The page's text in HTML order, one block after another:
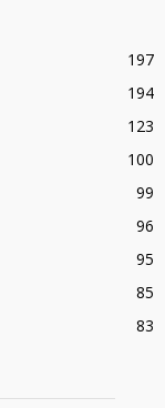
197
194
123
100
99
96
95
85
83